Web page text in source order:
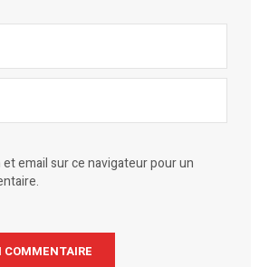
email sur ce navigateur pour un